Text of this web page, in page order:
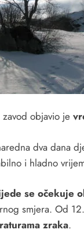
objavio je
dva dana
i hladno
se očekuje
smjera. Od
zraka.